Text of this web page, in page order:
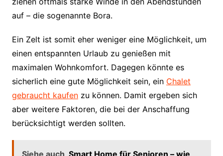
auf – die sogenannte Bora.
Ein Zelt ist somit eher weniger eine Möglichkeit, um
einen entspannten Urlaub zu genießen mit
maximalen Wohnkomfort. Dagegen könnte es
sicherlich eine gute Möglichkeit sein, ein Chalet
gebraucht kaufenzu können. Damit ergeben sich
aber weitere Faktoren, die bei der Anschaffung
berücksichtigt werden sollten.
Siehe auch Smart Home für Senioren – wie